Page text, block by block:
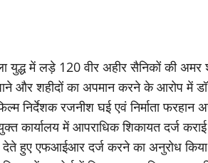
में लड़े 120 वीर अहीर सैनिकों की अमर
और शहीदों का अपमान करने के आरोप में
रजनीश घई एवं निर्माता फरहान
कार्यालय में आपराधिक शिकायत दर्ज
देते हुए एफआईआर दर्ज करने का अनुरोध